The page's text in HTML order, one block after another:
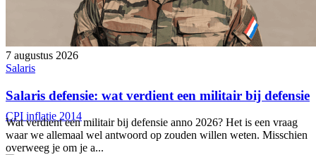
CPI inflatie 2014
7 augustus 2026
Salaris
Salaris defensie: wat verdient een militair bij defensie
Wat verdient een militair bij defensie anno 2026? Het is een vraag
waar we allemaal wel antwoord op zouden willen weten. Misschien
overweeg je om je a...